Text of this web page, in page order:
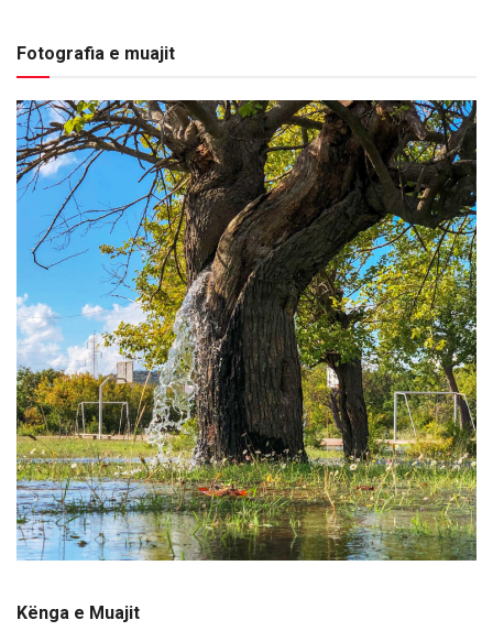
Fotografia e muajit
Kënga e Muajit